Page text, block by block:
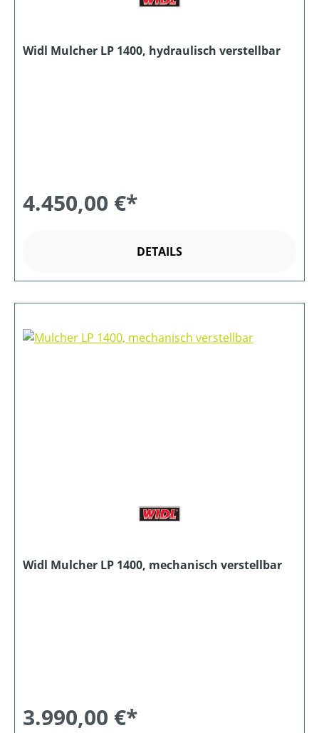
Widl Mulcher LP 1400, hydraulisch verstellbar
4.450,00 €*
DETAILS
Widl Mulcher LP 1400, mechanisch verstellbar
3.990,00 €*